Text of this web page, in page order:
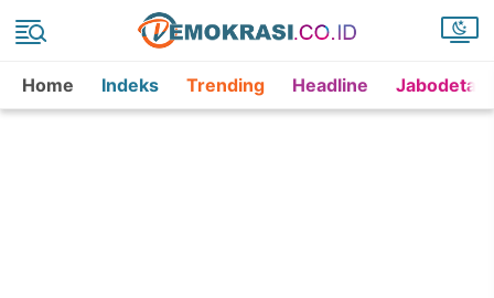
Home Indeks Trending Headline